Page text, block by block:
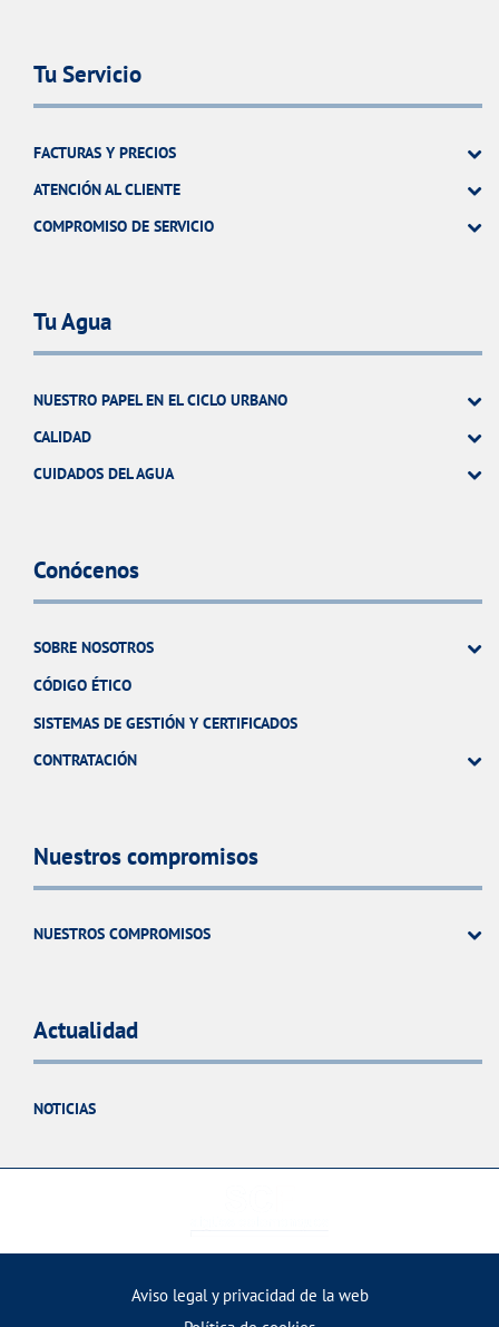
Tu Servicio
FACTURAS Y PRECIOS
ATENCIÓN AL CLIENTE
COMPROMISO DE SERVICIO
Tu Agua
NUESTRO PAPEL EN EL CICLO URBANO
CALIDAD
CUIDADOS DEL AGUA
Conócenos
SOBRE NOSOTROS
CÓDIGO ÉTICO
SISTEMAS DE GESTIÓN Y CERTIFICADOS
CONTRATACIÓN
Nuestros compromisos
NUESTROS COMPROMISOS
Actualidad
NOTICIAS
Aviso legal y privacidad de la web